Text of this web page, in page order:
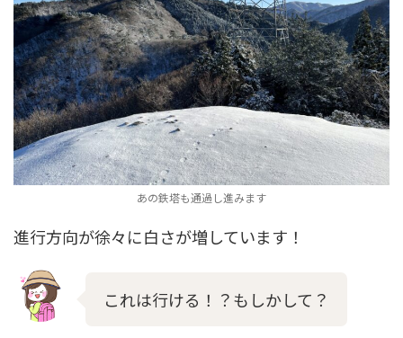
あの鉄塔も通過し進みます
進行方向が徐々に白さが増しています！
これは行ける！？もしかして？